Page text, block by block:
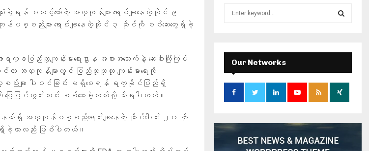
စွဲရန် မသင့်တော်တဲ့ အလှကုန်များ ရောင်းချနေတဲ့ဆိုင် ၉
စည်းများ ရောင်းချနေတဲ့ဆိုင် ၃ ဆိုင်ကို စစ်ဆေးတွေ့ရှိခဲ့
ပြည်သူ့ကျန်းမာရေးဌာန အစားအသောက်နဲ့ ဆေးဝါးကြီးကြပ်
အလှကုန်များတွင် ပြည်သူလူထု ကျန်းမာရေးကို
းများ ပါဝင်ခြင်း မရှိစေရန် ရက္ခိုင်ပြည်ရှိ
မြေပြင်ကွင်းဆင်း စစ်ဆေးခဲ့တယ်လို့ သိရပါတယ်။
ယ်ရှိ အလှကုန်ပစ္စည်းရောင်းချနေတဲ့ ဆိုင်ပေါင်း ၂၀ ကို
တာလည်း ဖြစ်ပါတယ်။
:
E
A
R
Our Networks